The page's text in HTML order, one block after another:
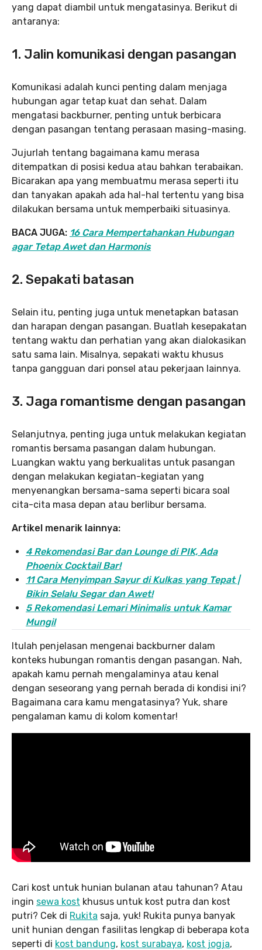
yang dapat diambil untuk mengatasinya. Berikut di
antaranya:
1. Jalin komunikasi dengan pasangan
Komunikasi adalah kunci penting dalam menjaga
hubungan agar tetap kuat dan sehat. Dalam
mengatasi backburner, penting untuk berbicara
dengan pasangan tentang perasaan masing-masing.
Jujurlah tentang bagaimana kamu merasa
ditempatkan di posisi kedua atau bahkan terabaikan.
Bicarakan apa yang membuatmu merasa seperti itu
dan tanyakan apakah ada hal-hal tertentu yang bisa
dilakukan bersama untuk memperbaiki situasinya.
BACA JUGA: 16 Cara Mempertahankan Hubungan
agar Tetap Awet dan Harmonis
2. Sepakati batasan
Selain itu, penting juga untuk menetapkan batasan
dan harapan dengan pasangan. Buatlah kesepakatan
tentang waktu dan perhatian yang akan dialokasikan
satu sama lain. Misalnya, sepakati waktu khusus
tanpa gangguan dari ponsel atau pekerjaan lainnya.
3. Jaga romantisme dengan pasangan
Selanjutnya, penting juga untuk melakukan kegiatan
romantis bersama pasangan dalam hubungan.
Luangkan waktu yang berkualitas untuk pasangan
dengan melakukan kegiatan-kegiatan yang
menyenangkan bersama-sama seperti bicara soal
cita-cita masa depan atau berlibur bersama.
Artikel menarik lainnya:
4 Rekomendasi Bar dan Lounge di PIK, Ada
Phoenix Cocktail Bar!
11 Cara Menyimpan Sayur di Kulkas yang Tepat |
Bikin Selalu Segar dan Awet!
5 Rekomendasi Lemari Minimalis untuk Kamar
Mungil
Itulah penjelasan mengenai backburner dalam
konteks hubungan romantis dengan pasangan. Nah,
apakah kamu pernah mengalaminya atau kenal
dengan seseorang yang pernah berada di kondisi ini?
Bagaimana cara kamu mengatasinya? Yuk, share
pengalaman kamu di kolom komentar!
Cari kost untuk hunian bulanan atau tahunan? Atau
ingin sewa kost khusus untuk kost putra dan kost
putri? Cek di Rukita saja, yuk! Rukita punya banyak
unit hunian dengan fasilitas lengkap di beberapa kota
seperti di kost bandung, kost surabaya, kost jogja,